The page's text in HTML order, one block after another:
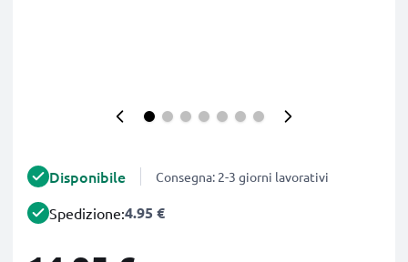
Disponibile Consegna: 2-3 giorni lavorativi
Spedizione:4.95 €